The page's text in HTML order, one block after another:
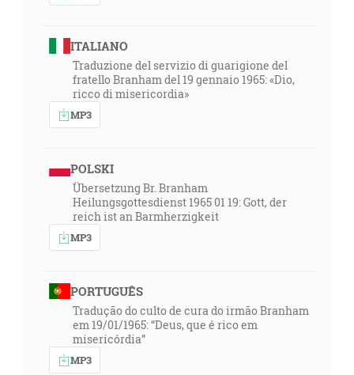
ITALIANO
Traduzione del servizio di guarigione del
fratello Branham del 19 gennaio 1965: «Dio,
ricco di misericordia»
MP3
POLSKI
Übersetzung Br. Branham
Heilungsgottesdienst 1965 01 19: Gott, der
reich ist an Barmherzigkeit
MP3
PORTUGUÊS
Tradução do culto de cura do irmão Branham
em 19/01/1965: “Deus, que é rico em
misericórdia”
MP3